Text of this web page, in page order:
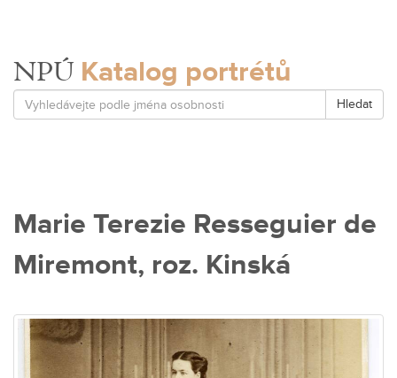
NPÚ Katalog portrétů
Hledat
Marie Terezie Resseguier de
Miremont, roz. Kinská